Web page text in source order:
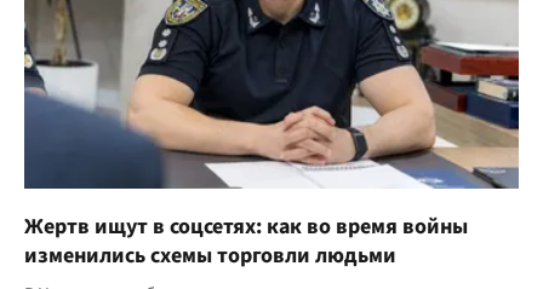
Жертв ищут в соцсетях: как во время войны
изменились схемы торговли людьми